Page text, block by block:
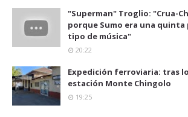
"Superman" Troglio: "Crua-
porque Sumo era una quinta
tipo de música"
20:22
Expedición ferroviaria: tras
estación Monte Chingolo
19:25